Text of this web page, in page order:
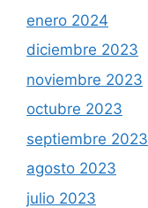
enero 2024
diciembre 2023
noviembre 2023
octubre 2023
septiembre 2023
agosto 2023
julio 2023